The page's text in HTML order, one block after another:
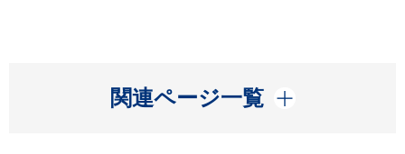
関連ページ一覧
開く